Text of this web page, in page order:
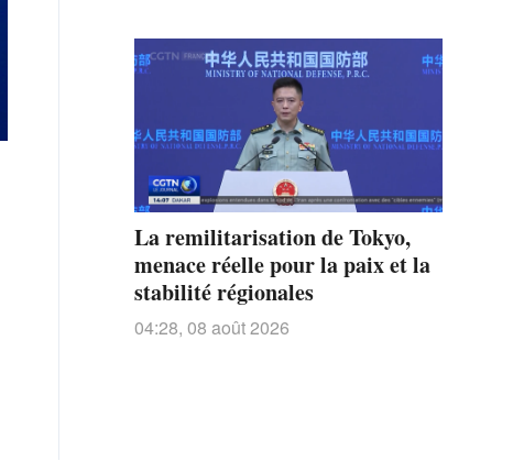
La remilitarisation de Tokyo,
menace réelle pour la paix et la
stabilité régionales
04:28, 08 août 2026